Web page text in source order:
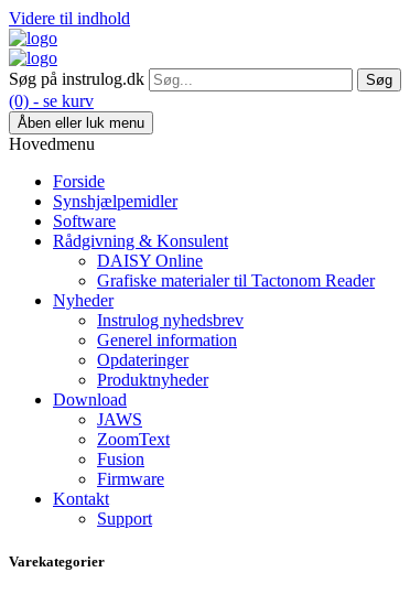
Videre til indhold
Søg på instrulog.dk
(0) - se kurv
Åben eller luk menu
Hovedmenu
Forside
Synshjælpemidler
Software
Rådgivning & Konsulent
DAISY Online
Grafiske materialer til Tactonom Reader
Nyheder
Instrulog nyhedsbrev
Generel information
Opdateringer
Produktnyheder
Download
JAWS
ZoomText
Fusion
Firmware
Kontakt
Support
Varekategorier